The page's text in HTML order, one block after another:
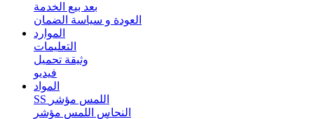
بعد بيع الخدمة
العودة و سياسة الضمان
الموارد
التعليمات
وثيقة تحميل
فيديو
المواد
SS اللمس مؤشر
النحاس اللمس مؤشر